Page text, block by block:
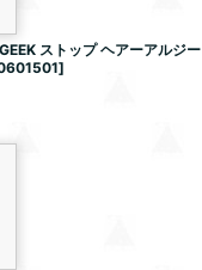
ストップ ヘアーアルジー
]